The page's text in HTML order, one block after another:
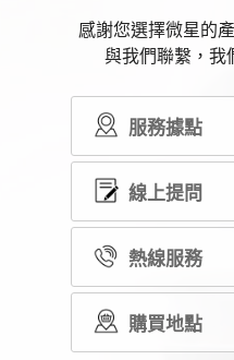
感謝您選擇微星的
與我們聯繫，我
服務據點
線上提問
熱線服務
購買地點